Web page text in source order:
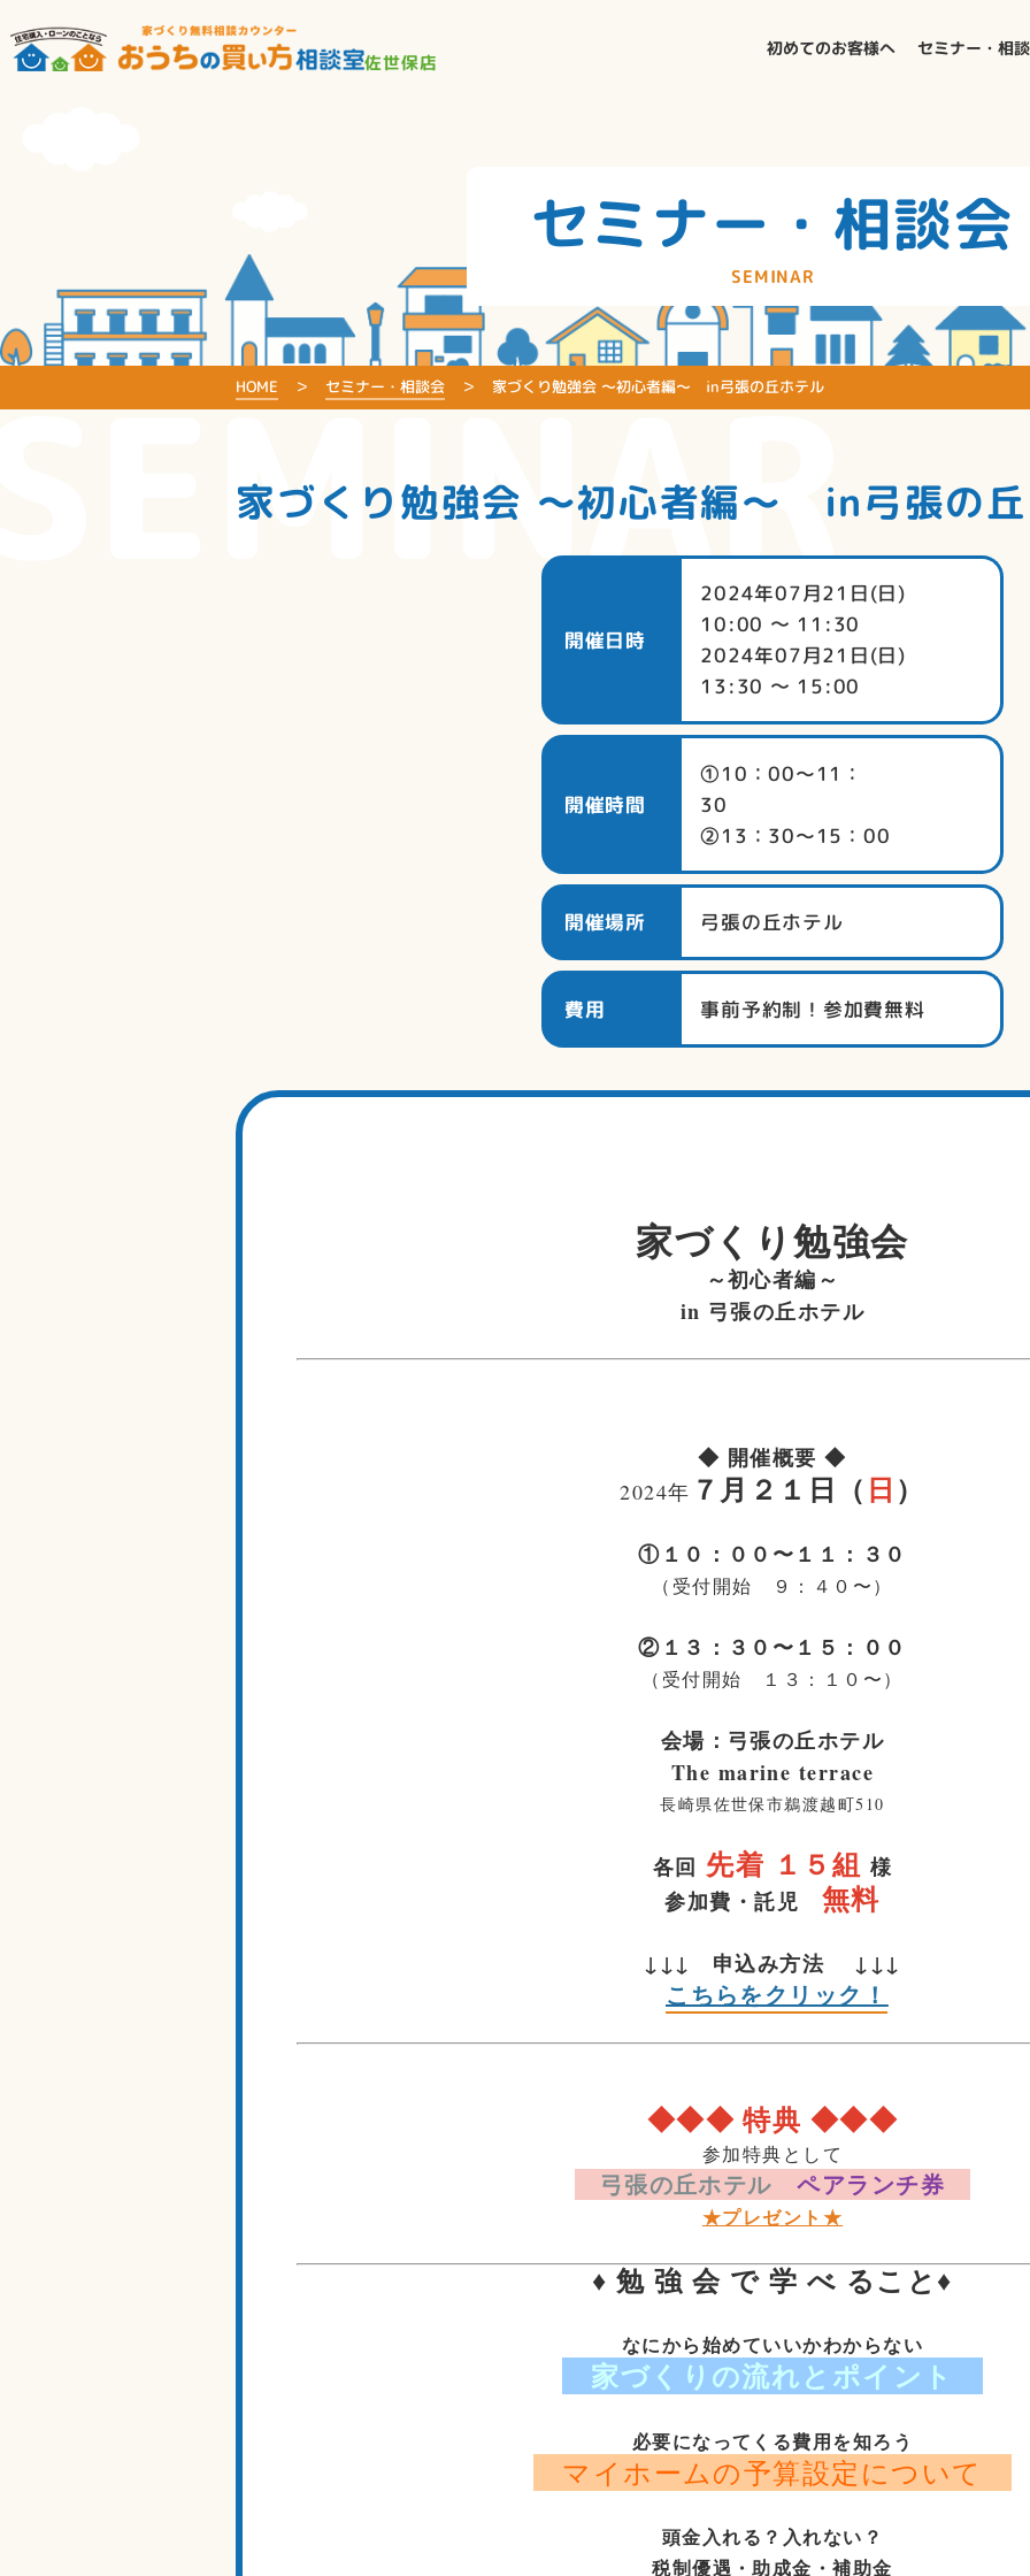
佐世保店
初めてのお客様へ セミナー・相
セミナー・相談会
SEMINAR
HOME セミナー・相談会 家づくり勉強会 ～初心者編～ in弓張の丘ホテル
家づくり勉強会 ～初心者編～ in弓張の
開催日時
2024年07月21日(日)
10:00 〜 11:30
2024年07月21日(日)
13:30 〜 15:00
開催時間
①10：00～11：
②13：30～15：00
開催場所 弓張の丘ホテル
費用 事前予約制！参加費無料
家づくり勉強会
～初心者編～
in 弓張の丘ホテル
◆ 開催概要 ◆
2024年 ７月２１日（ 日 ）
①１０：００〜１１：３０
（受付開始 ９：４０〜）
②１３：３０〜１５：００
（受付開始 １３：１０〜）
会場：弓張の丘ホテル
The marine terrace
長崎県佐世保市鵜渡越町510
各回 先着 １５組 様
参加費・託児 無料
↓↓↓ 申込み方法 ↓↓↓
こちらをクリック！
◆◆◆ 特典 ◆◆◆
参加特典として
弓張の丘ホテルペアランチ券
★プレゼント★
♦ 勉 強 会 で 学 べ ること♦
なにから始めていいかわからない
家づくりの流れとポイント
必要になってくる費用を知ろう
マイホームの予算設定について
頭金入れる？入れない？
税制優遇・助成金・補助金